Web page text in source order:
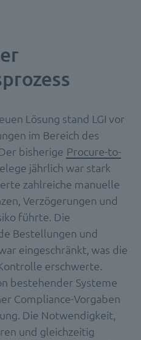
Lösung stand LGI vor
im Bereich des
bisherige Procure-to-
jährlich war stark
zahlreiche manuelle
Verzögerungen und
führte. Die
Bestellungen und
eingeschränkt, was die
erschwerte.
bestehender Systeme
Compliance-Vorgaben
Die Notwendigkeit,
und gleichzeitig